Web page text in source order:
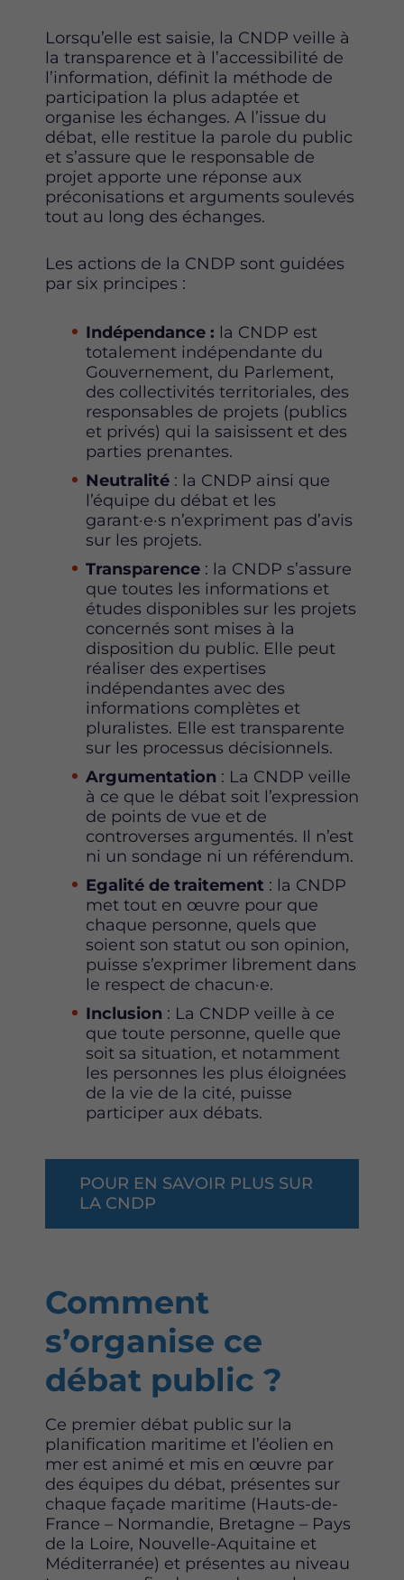
Lorsqu’elle est saisie, la CNDP veille à
la transparence et à l’accessibilité de
l’information, définit la méthode de
participation la plus adaptée et
organise les échanges. A l’issue du
débat, elle restitue la parole du public
et s’assure que le responsable de
projet apporte une réponse aux
préconisations et arguments soulevés
tout au long des échanges.
Les actions de la CNDP sont guidées
par six principes :
Indépendance : la CNDP est
totalement indépendante du
Gouvernement, du Parlement,
des collectivités territoriales, des
responsables de projets (publics
et privés) qui la saisissent et des
parties prenantes.
Neutralité : la CNDP ainsi que
l’équipe du débat et les
garant·e·s n’expriment pas d’avis
sur les projets.
Transparence : la CNDP s’assure
que toutes les informations et
études disponibles sur les projets
concernés sont mises à la
disposition du public. Elle peut
réaliser des expertises
indépendantes avec des
informations complètes et
pluralistes. Elle est transparente
sur les processus décisionnels.
Argumentation : La CNDP veille
à ce que le débat soit l’expression
de points de vue et de
controverses argumentés. Il n’est
ni un sondage ni un référendum.
Egalité de traitement : la CNDP
met tout en œuvre pour que
chaque personne, quels que
soient son statut ou son opinion,
puisse s’exprimer librement dans
le respect de chacun·e.
Inclusion : La CNDP veille à ce
que toute personne, quelle que
soit sa situation, et notamment
les personnes les plus éloignées
de la vie de la cité, puisse
participer aux débats.
POUR EN SAVOIR PLUS SUR
LA CNDP
Comment
s’organise ce
débat public ?
Ce premier débat public sur la
planification maritime et l’éolien en
mer est animé et mis en œuvre par
des équipes du débat, présentes sur
chaque façade maritime (Hauts-de-
France – Normandie, Bretagne – Pays
de la Loire, Nouvelle-Aquitaine et
Méditerranée) et présentes au niveau